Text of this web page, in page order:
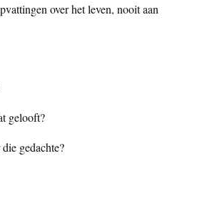
over het leven, nooit aan
gelooft?
gedachte?